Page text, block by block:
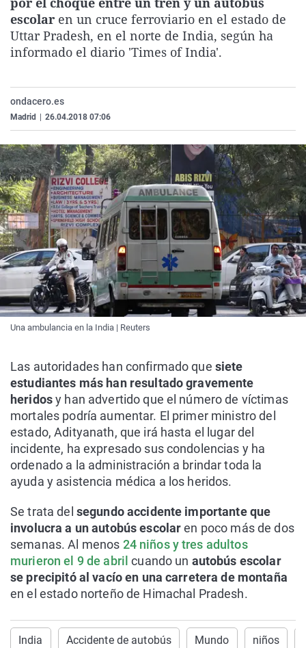
La rosa de los vientos
Gente viajera
Como el perro y el
Caso
Retornados
Equipo de
Extremadura
Galicia
La Rioja
Virales
Televisión
Elecciones
escolar en un cruce ferroviario en el estado de
Uttar Pradesh, en el norte de India, según ha
informado el diario 'Times of India'.
ondacero.es
Madrid 26.04.2018 07:06
Una ambulancia en la India | Reuters
Las autoridades han confirmado que siete
estudiantes más han resultado gravemente
heridosy han advertido que el número de víctimas
mortales podría aumentar. El primer ministro del
estado, Adityanath, que irá hasta el lugar del
incidente, ha expresado sus condolencias y ha
ordenado a la administración a brindar toda la
ayuda y asistencia médica a los heridos.
Se trata del segundo accidente importante que
involucra a un autobús escolaren poco más de dos
semanas. Al menos 24 niños y tres adultos
murieron el 9 de abril cuando un autobús escolar
se precipitó al vacío en una carretera de montaña
en el estado norteño de Himachal Pradesh.
India Accidente de autobús Mundo niños